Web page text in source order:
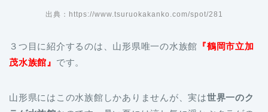
出典：https://www.tsuruokakanko.com/spot/281
３つ目に紹介するのは、山形県唯一の水族館 『鶴岡市立加
茂水族館』 です。
山形県にはこの水族館しかありませんが、実は世界一のク